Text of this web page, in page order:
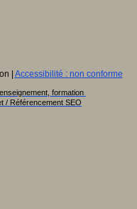
| Accessibilité : non conforme
formation
/ Référencement SEO